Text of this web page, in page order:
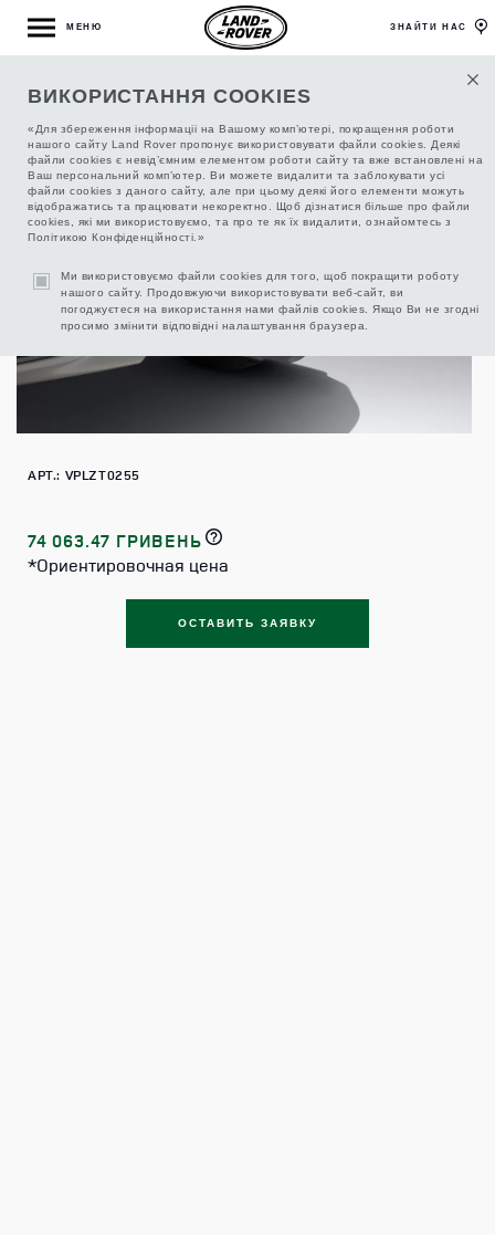
ВИКОРИСТАННЯ COOKIES
«Для збереження інформаціі на Вашому комп’ютері, покращення роботи
нашого сайту Land Rover пропонує використовувати файли cookies. Деякі
файли cookies є невід’ємним елементом роботи сайту та вже встановлені на
Ваш персональний комп’ютер. Ви можете видалити та заблокувати усі
файли cookies з даного сайту, але при цьому деякі його елементи можуть
відображатись та працювати некоректно. Щоб дізнатися більше про файли
cookies, які ми використовуємо, та про те як їх видалити, ознайомтесь з
Політикою Конфіденційності.»
Ми використовуємо файли cookies для того, щоб покращити роботу
нашого сайту. Продовжуючи використовувати веб-сайт, ви
погоджуєтеся на використання нами файлів cookies. Якщо Ви не згодні
просимо змінити відповідні налаштування браузера.
МЕНЮ ЗНАЙТИ НАС
УСТРОЙСТВО ПРИЦЕПНОЕ СЪЕМНОЕ
АРТ.: VPLZT0255
74 063.47 ГРИВЕНЬ
*Ориентировочная цена
ОСТАВИТЬ ЗАЯВКУ